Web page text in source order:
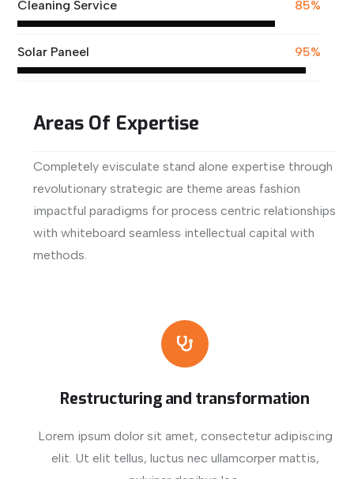
Cleaning Service 85%
Solar Paneel 95%
Areas Of Expertise
Completely evisculate stand alone expertise through
revolutionary strategic are theme areas fashion
impactful paradigms for process centric relationships
with whiteboard seamless intellectual capital with
methods.
Restructuring and transformation
Lorem ipsum dolor sit amet, consectetur adipiscing
elit. Ut elit tellus, luctus nec ullamcorper mattis,